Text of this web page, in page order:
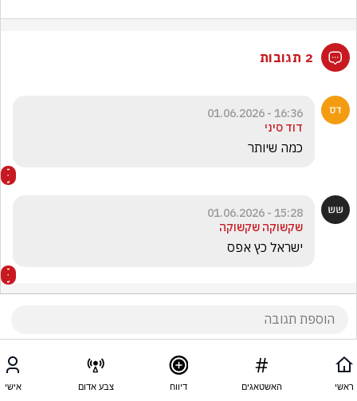
2 תגובות
16:36 - 01.06.2026
דוד סיני
כמה שיותר
15:28 - 01.06.2026
שקשוקה שקשוקה
ישראל כץ אפס
ראשי האשטאגים דיווח צבע אדום אישי